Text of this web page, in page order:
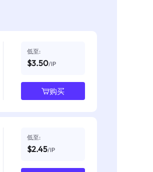
低至:
$3.50/IP
购买
低至:
$2.45/IP